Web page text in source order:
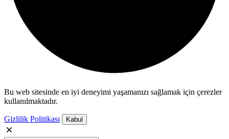
Bu web sitesinde en iyi deneyimi yaşamanızı sağlamak için çerezler
kullanılmaktadır.
Gizlilik Politikası Kabul